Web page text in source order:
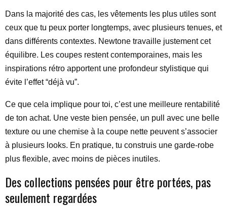
Dans la majorité des cas, les vêtements les plus utiles sont
ceux que tu peux porter longtemps, avec plusieurs tenues, et
dans différents contextes. Newtone travaille justement cet
équilibre. Les coupes restent contemporaines, mais les
inspirations rétro apportent une profondeur stylistique qui
évite l’effet “déjà vu”.
Ce que cela implique pour toi, c’est une meilleure rentabilité
de ton achat. Une veste bien pensée, un pull avec une belle
texture ou une chemise à la coupe nette peuvent s’associer
à plusieurs looks. En pratique, tu construis une garde-robe
plus flexible, avec moins de pièces inutiles.
Des collections pensées pour être portées, pas
seulement regardées